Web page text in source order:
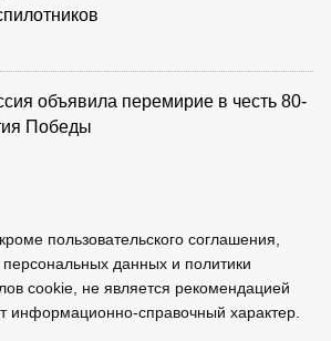
объявила перемирие в честь 80-
Победы
пользовательского соглашения,
персональных данных и политики
cookie, не является рекомендацией
информационно-справочный характер.